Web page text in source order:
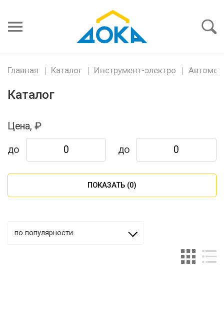
пароль
Главная Каталог Инструмент-электро
Каталог
Цена,
до до
ПОКАЗАТЬ (0)
по популярности